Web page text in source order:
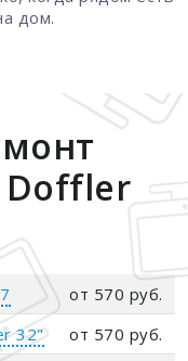
дом.
Doffler
от 570 руб.
32"
от 570 руб.